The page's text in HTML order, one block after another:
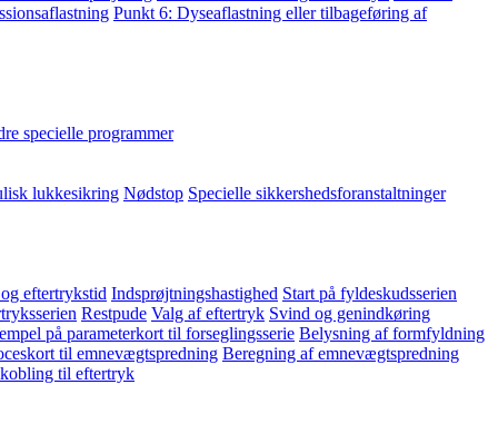
Punkt 6: Dyseaflastning eller tilbageføring af
specielle programmer
lukkesikring Nødstop Specielle sikkershedsforanstaltninger
eftertrykstid Indsprøjtningshastighed Start på fyldeskudsserien
Restpude Valg af eftertryk Svind og genindkøring
på parameterkort til forseglingsserie Belysning af formfyldning
til emnevægtspredning Beregning af emnevægtspredning
til eftertryk